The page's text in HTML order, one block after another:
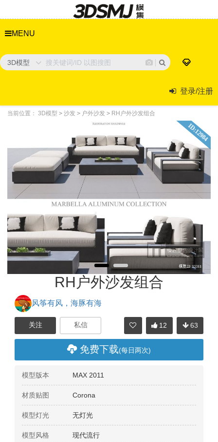
MENU
3D模型
登录/注册
当前位置： 3D模型 > 沙发 > 户外沙发 > RH户外沙发组合
ID:12984
RH户外沙发组合
风筝有风，海豚有海
63
12
免费下载(每日两次)
模型版本 MAX 2011
材质贴图 Corona
模型灯光 无灯光
模型风格 现代流行